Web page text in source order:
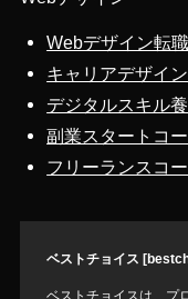
Webデザイン転
キャリアデザイ
デジタルスキル
副業スタートコ
フリーランスコ
ベストチョイス
ベストチョイスは、プ